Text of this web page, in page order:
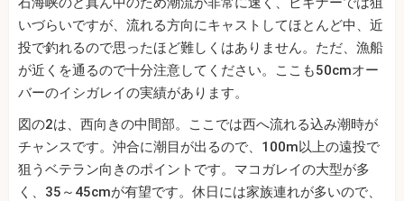
いづらいですが、流れる方向にキャストしてほとんど中、近
投で釣れるので思ったほど難しくはありません。ただ、漁船
が近くを通るので十分注意してください。ここも50cmオー
バーのイシガレイの実績があります。
図の2は、西向きの中間部。ここでは西へ流れる込み潮時が
チャンスです。沖合に潮目が出るので、100m以上の遠投で
狙うベテラン向きのポイントです。マコガレイの大型が多
く、35～45cmが有望です。休日には家族連れが多いので、